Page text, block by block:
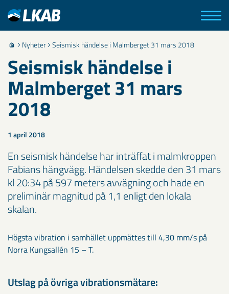
Nyheter Seismisk händelse i Malmberget 31 mars 2018
Seismisk händelse i
Malmberget 31 mars
2018
1 april 2018
En seismisk händelse har inträffat i malmkroppen
Fabians hängvägg. Händelsen skedde den 31 mars
kl 20:34 på 597 meters avvägning och hade en
preliminär magnitud på 1,1 enligt den lokala
skalan.
Högsta vibration i samhället uppmättes till 4,30 mm/s på
Norra Kungsallén 15 – T.
Utslag på övriga vibrationsmätare: